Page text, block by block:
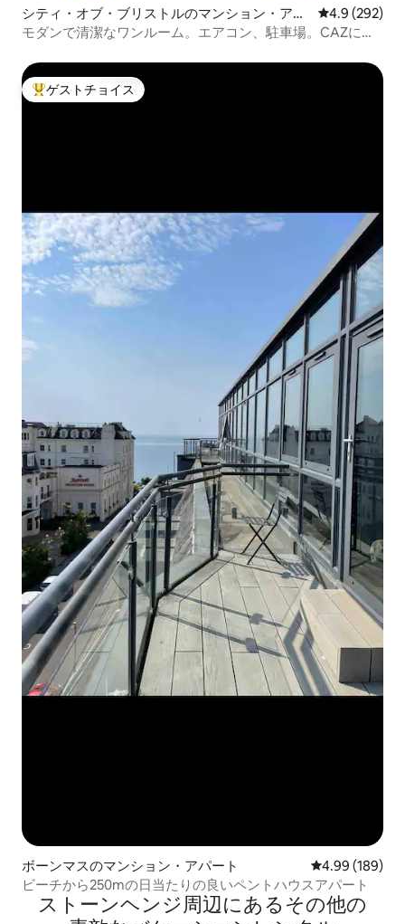
シティ・オブ・ブリストルのマンション・アパ
ート
レビュー292
4.9 (292)
モダンで清潔なワンルーム。エアコン、駐車場。CAZには
大好評のゲストチョイスです。
ゲストチョイス
ボーンマスのマンション・アパート レビュー189
4.99 (189)
ビーチから250mの日当たりの良いペントハウスアパート
ストーンヘンジ⁠周⁠辺⁠に⁠あ⁠るそ⁠の⁠他⁠の